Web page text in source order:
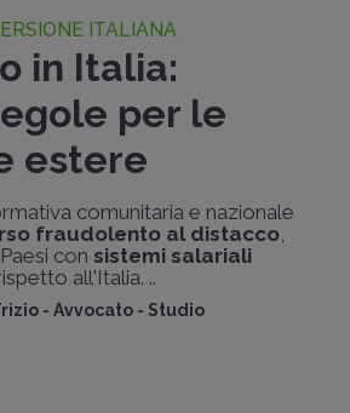
ITALIANA
in Italia:
per le
estere
comunitaria e nazionale
fraudolento al distacco,
con sistemi salariali
all'Italia. ..
- Avvocato - Studio